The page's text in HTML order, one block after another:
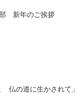
新年のご挨拶
の道に生かされて」